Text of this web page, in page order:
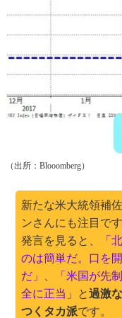
（出所：Blooomberg）
新たな米大統領補
ンさんにも注目で
発言を見ると、
「
のは簡単だ。口を
だ」
「米国が先
全に正当」
と過激
つくタカ派です。